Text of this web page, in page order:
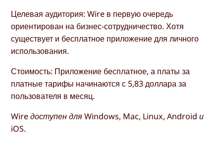
Целевая аудитория: Wire в первую очередь
ориентирован на бизнес-сотрудничество. Хотя
существует и бесплатное приложение для личного
использования.
Стоимость: Приложение бесплатное, а платы за
платные тарифы начинаются с 5,83 доллара за
пользователя в месяц.
Wire доступен для Windows, Mac, Linux, Android и
iOS.